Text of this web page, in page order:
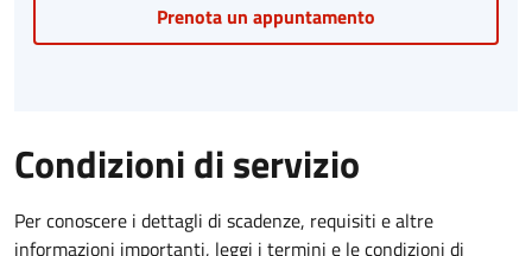
Prenota un appuntamento
Condizioni di servizio
Per conoscere i dettagli di scadenze, requisiti e altre
informazioni importanti, leggi i termini e le condizioni di